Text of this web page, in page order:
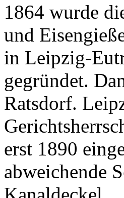
1864 wurde
und
in Leipzig-
gegründet.
Ratsdorf.
erst 1890
abweichende